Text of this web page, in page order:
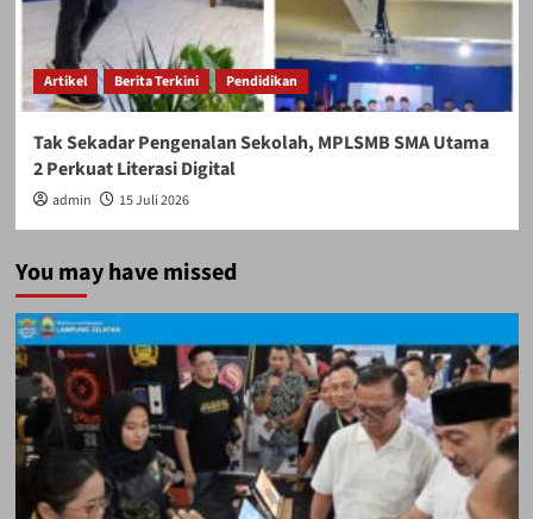
Artikel Berita Terkini Pendidikan
Tak Sekadar Pengenalan Sekolah, MPLSMB SMA Utama
2 Perkuat Literasi Digital
admin 15 Juli 2026
You may have missed